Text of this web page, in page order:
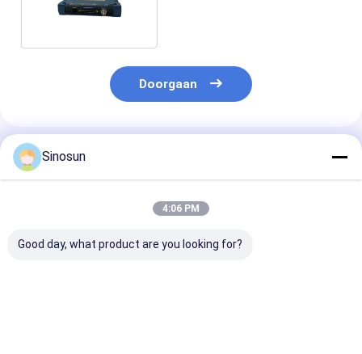
Doorgaan
Geadviseerde Producten
Sinosun
4:06 PM
Good day, what product are you looking for?